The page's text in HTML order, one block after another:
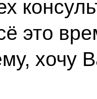
это
хочу